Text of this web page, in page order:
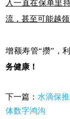
入一直在保单里
流，甚至可能越领
增额寿管“攒”，
务健康！
下一篇： 水滴保
体数字鸿沟